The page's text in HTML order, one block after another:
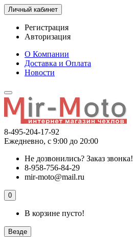
Личный кабинет
Регистрация
Авторизация
О Компании
Доставка и Оплата
Новости
8-495-204-17-92
Ежедневно, с 9:00 до 20:00
Не дозвонились? Заказ звонка!
8-958-756-84-29
mir-moto@mail.ru
0
В корзине пусто!
Везде